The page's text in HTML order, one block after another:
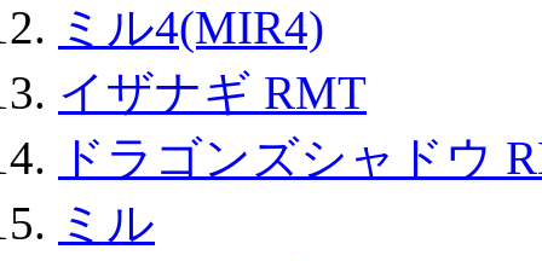
ミル4(MIR4)
イザナギ RMT
ドラゴンズシャドウ
ミル